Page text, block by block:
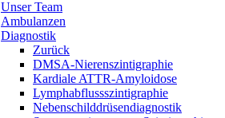
Unser Team
Ambulanzen
Diagnostik
Zurück
DMSA-Nierenszintigraphie
Kardiale ATTR-Amyloidose
Lymphabflussszintigraphie
Nebenschilddrüsendiagnostik